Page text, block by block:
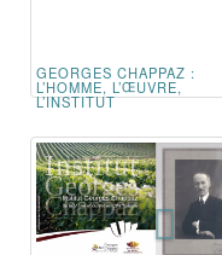
GEORGES CHAPPAZ :
L’HOMME, L’ŒUVRE,
L’INSTITUT